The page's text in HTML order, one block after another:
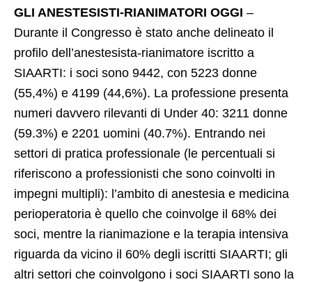
GLI ANESTESISTI-RIANIMATORI OGGI –
Durante il Congresso è stato anche delineato il
profilo dell’anestesista-rianimatore iscritto a
SIAARTI: i soci sono 9442, con 5223 donne
(55,4%) e 4199 (44,6%). La professione presenta
numeri davvero rilevanti di Under 40: 3211 donne
(59.3%) e 2201 uomini (40.7%). Entrando nei
settori di pratica professionale (le percentuali si
riferiscono a professionisti che sono coinvolti in
impegni multipli): l’ambito di anestesia e medicina
perioperatoria è quello che coinvolge il 68% dei
soci, mentre la rianimazione e la terapia intensiva
riguarda da vicino il 60% degli iscritti SIAARTI; gli
altri settori che coinvolgono i soci SIAARTI sono la